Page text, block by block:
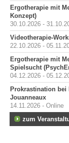
Ergotherapie mit
Konzept)
30.10.2026 -
Videotherapie-
22.10.2026 -
Ergotherapie mit
Spielsucht
04.12.2026 -
Prokrastination bei
Jouanneaux
14.11.2026 - Online
zum